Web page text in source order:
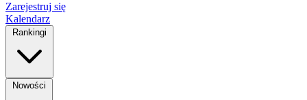
Zarejestruj się
Kalendarz
Rankingi
Nowości